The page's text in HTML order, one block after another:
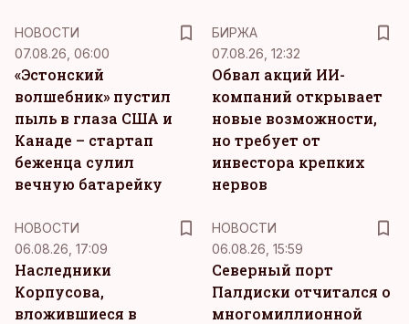
НОВОСТИ
07.08.26, 06:00
«Эстонский
волшебник» пустил
пыль в глаза США и
Канаде – стартап
беженца сулил
вечную батарейку
БИРЖА
07.08.26, 12:32
Обвал акций ИИ-
компаний открывает
новые возможности,
но требует от
инвестора крепких
нервов
НОВОСТИ
06.08.26, 17:09
Наследники
Корпусова,
вложившиеся в
НОВОСТИ
06.08.26, 15:59
Северный порт
Палдиски отчитался о
многомиллионной